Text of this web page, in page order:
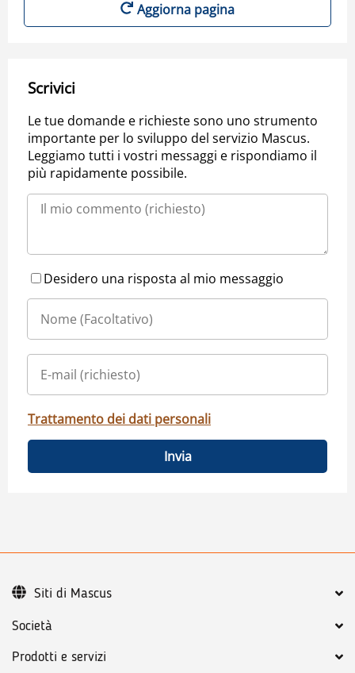
Aggiorna pagina
Scrivici
Le tue domande e richieste sono uno strumento
importante per lo sviluppo del servizio Mascus.
Leggiamo tutti i vostri messaggi e rispondiamo il
più rapidamente possibile.
Desidero una risposta al mio messaggio
Trattamento dei dati personali
Invia
Società
Prodotti e servizi
Siti di Mascus